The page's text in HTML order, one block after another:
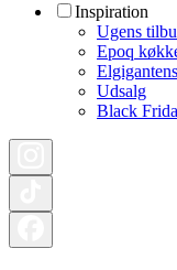
Inspiration
Ugens
Epoq
Udsalg
Black